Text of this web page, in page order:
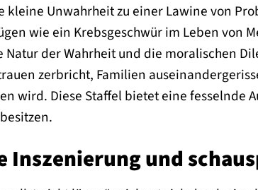
kleine Unwahrheit zu einer Lawine von
wie ein Krebsgeschwür im Leben von
der Wahrheit und die moralischen
zerbricht, Familien
wird. Diese Staffel bietet eine fesselnde
Inszenierung und